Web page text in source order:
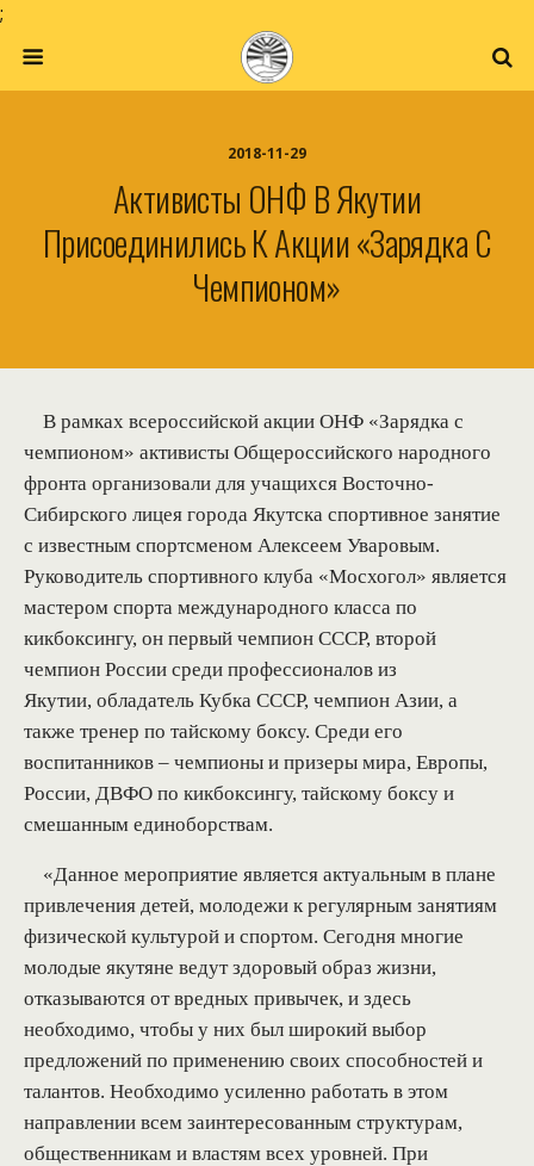
;
2018-11-29
Активисты ОНФ В Якутии
Присоединились К Акции «Зарядка С
Чемпионом»
В рамках всероссийской акции ОНФ «Зарядка с
чемпионом» активисты Общероссийского народного
фронта организовали для учащихся Восточно-
Сибирского лицея города Якутска спортивное занятие
с известным спортсменом Алексеем Уваровым.
Руководитель спортивного клуба «Мосхогол» является
мастером спорта международного класса по
кикбоксингу, он первый чемпион СССР, второй
чемпион России среди профессионалов из
Якутии, обладатель Кубка СССР, чемпион Азии, а
также тренер по тайскому боксу. Среди его
воспитанников – чемпионы и призеры мира, Европы,
России, ДВФО по кикбоксингу, тайскому боксу и
смешанным единоборствам.
«Данное мероприятие является актуальным в плане
привлечения детей, молодежи к регулярным занятиям
физической культурой и спортом. Сегодня многие
молодые якутяне ведут здоровый образ жизни,
отказываются от вредных привычек, и здесь
необходимо, чтобы у них был широкий выбор
предложений по применению своих способностей и
талантов. Необходимо усиленно работать в этом
направлении всем заинтересованным структурам,
общественникам и властям всех уровней. При